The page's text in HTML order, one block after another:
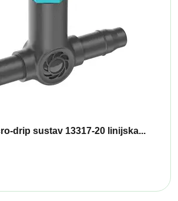
drip sustav 13317-20 linijska...